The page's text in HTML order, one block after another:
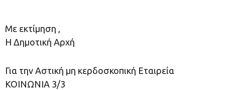
Με εκτίμηση ,
Η Δημοτική Αρχή
Για την Αστική μη κερδοσκοπική Εταιρεία
ΚΟΙΝΩΝΙΑ 3/3